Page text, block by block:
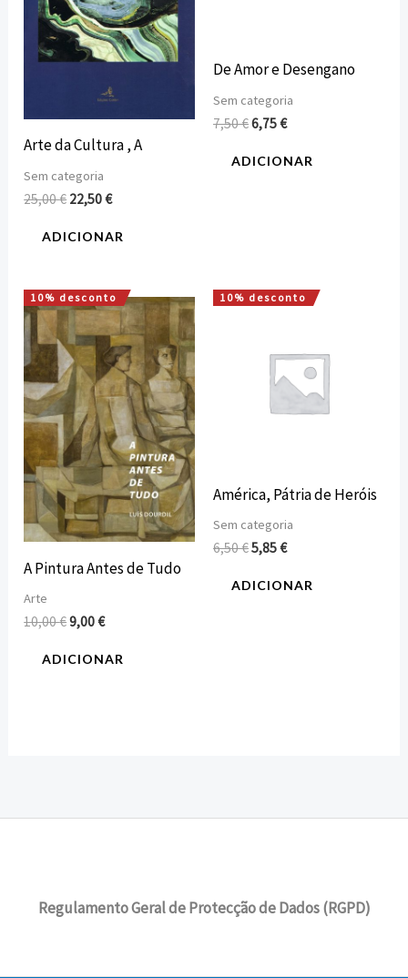
Arte da Cultura , A
Sem categoria
25,00€ 22,50€
ADICIONAR
De Amor e Desengano
Sem categoria
7,50€6,75€
ADICIONAR
10% desconto
A Pintura Antes de Tudo
Arte
10,00€
O
preço
original
era:
10,00 €.
9,00€
O
preço
atual
é:
9,00 €.
ADICIONAR
10% desconto
América, Pátria de Heróis
Sem categoria
6,50€
O
era:
6,50 €.
5,85€
O
é:
5,85 €.
ADICIONAR
Regulamento Geral de Protecção de Dados (RGPD)